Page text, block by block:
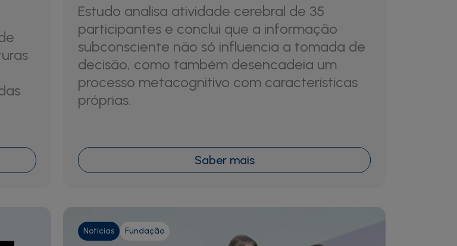
Estudo analisa atividade cerebral de 35
participantes e conclui que a informação
subconsciente não só influencia a tomada de
decisão, como também desencadeia um
processo metacognitivo com características
próprias.
Saber mais
Notícias Fundação